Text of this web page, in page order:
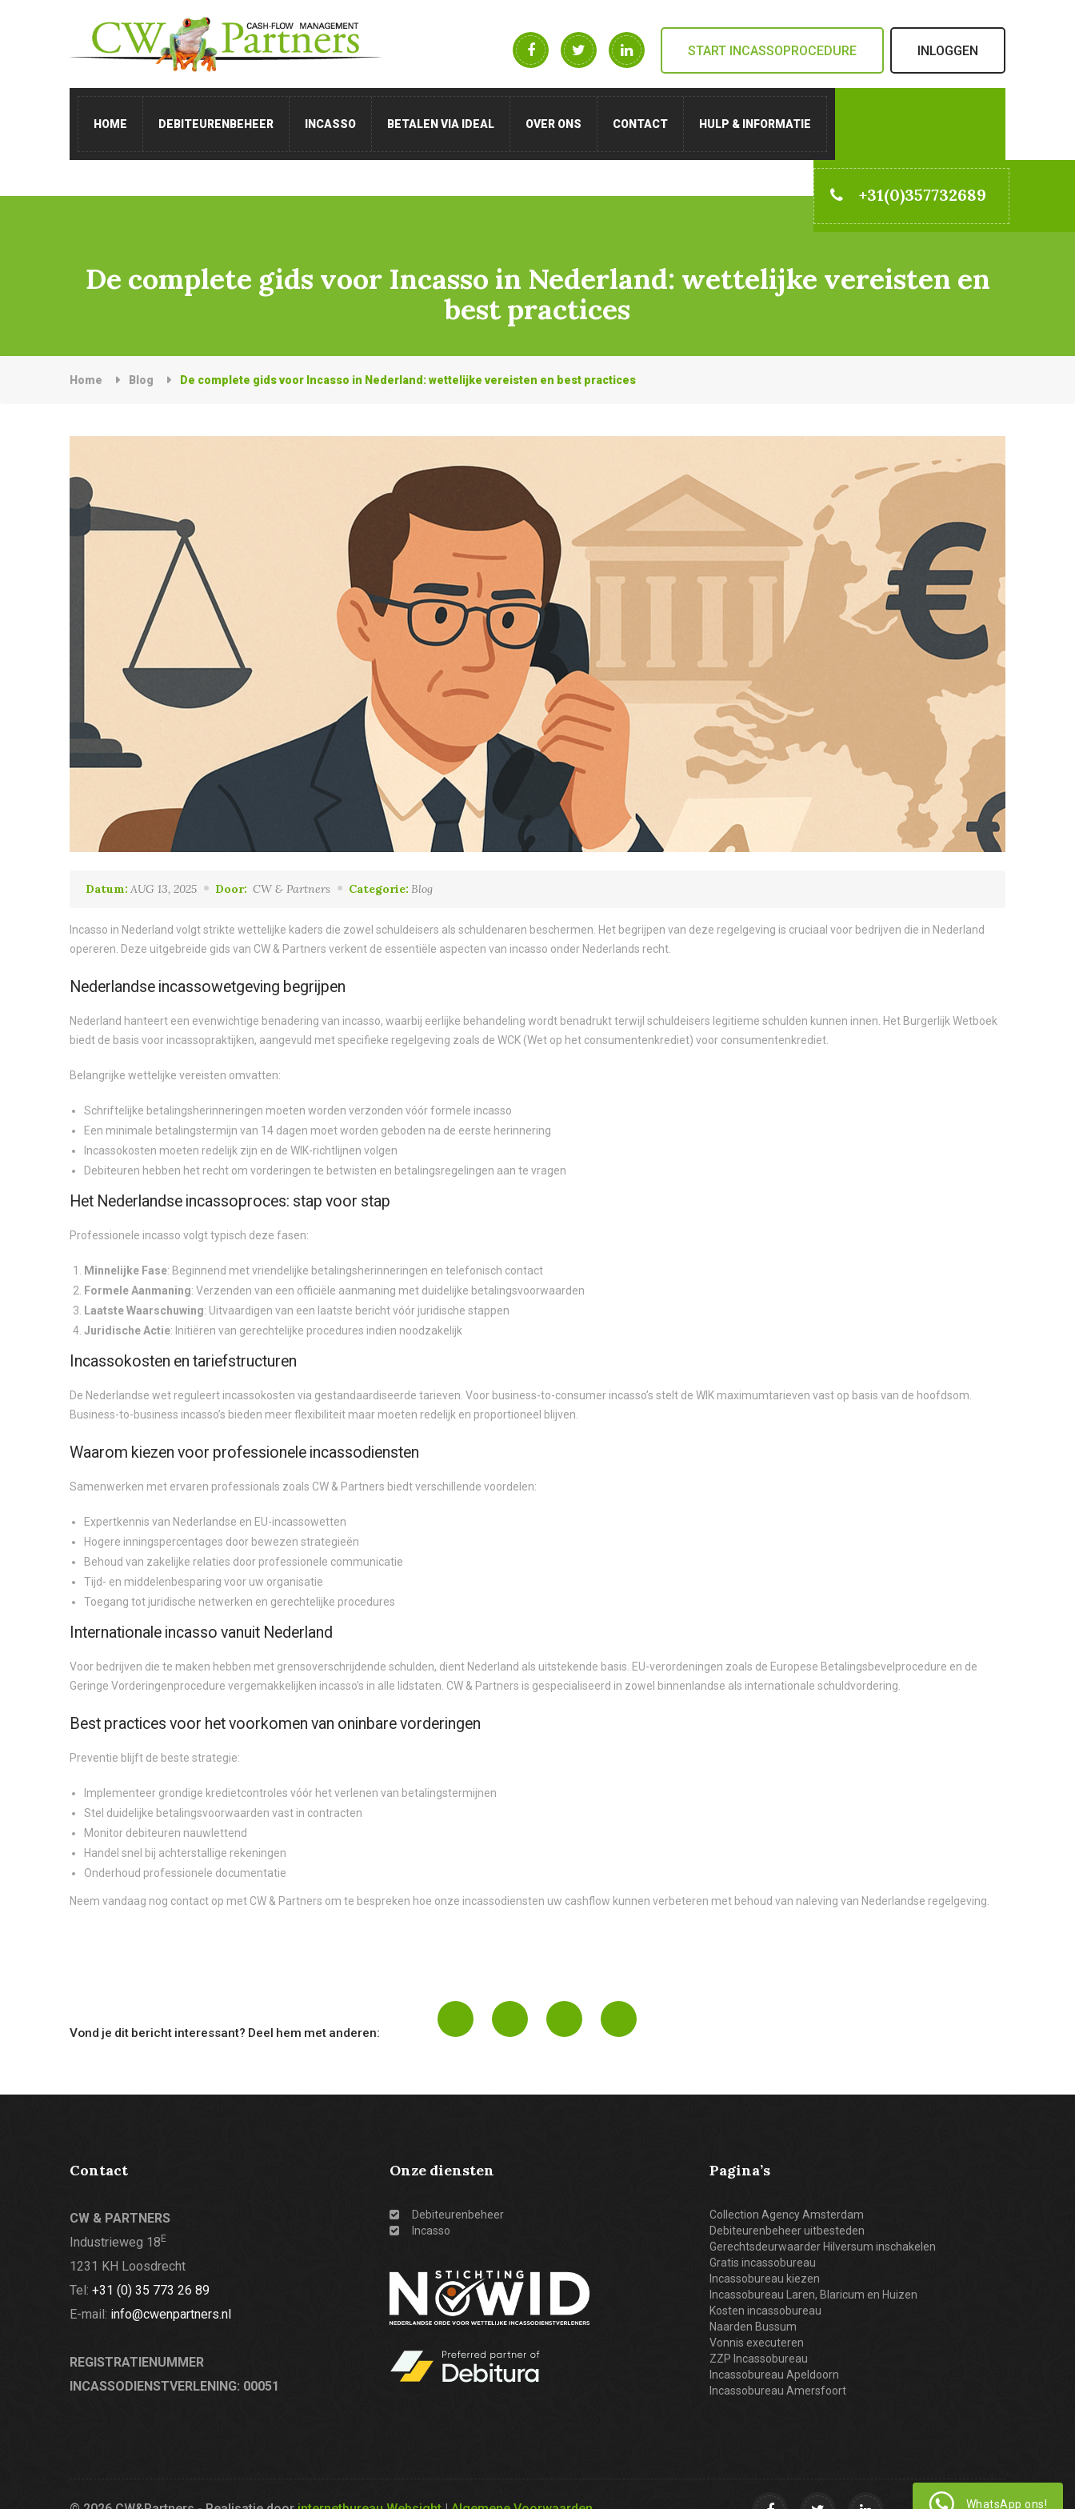
START INCASSOPROCEDURE INLOGGEN
HOME DEBITEURENBEHEER INCASSO BETALEN VIA IDEAL OVER ONS CONTACT HULP & INFORMATIE
+31(0)357732689
De complete gids voor Incasso in Nederland: wettelijke vereisten en
best practices
Home Blog De complete gids voor Incasso in Nederland: wettelijke vereisten en best practices
Datum: AUG 13, 2025 Door: CW & Partners Categorie: Blog
Incasso in Nederland volgt strikte wettelijke kaders die zowel schuldeisers als schuldenaren beschermen. Het begrijpen van deze regelgeving is cruciaal voor bedrijven die in Nederland
opereren. Deze uitgebreide gids van CW & Partners verkent de essentiële aspecten van incasso onder Nederlands recht.
Nederlandse incassowetgeving begrijpen
Nederland hanteert een evenwichtige benadering van incasso, waarbij eerlijke behandeling wordt benadrukt terwijl schuldeisers legitieme schulden kunnen innen. Het Burgerlijk Wetboek
biedt de basis voor incassopraktijken, aangevuld met specifieke regelgeving zoals de WCK (Wet op het consumentenkrediet) voor consumentenkrediet.
Belangrijke wettelijke vereisten omvatten:
Schriftelijke betalingsherinneringen moeten worden verzonden vóór formele incasso
Een minimale betalingstermijn van 14 dagen moet worden geboden na de eerste herinnering
Incassokosten moeten redelijk zijn en de WIK-richtlijnen volgen
Debiteuren hebben het recht om vorderingen te betwisten en betalingsregelingen aan te vragen
Het Nederlandse incassoproces: stap voor stap
Professionele incasso volgt typisch deze fasen:
Minnelijke Fase: Beginnend met vriendelijke betalingsherinneringen en telefonisch contact
Formele Aanmaning: Verzenden van een officiële aanmaning met duidelijke betalingsvoorwaarden
Laatste Waarschuwing: Uitvaardigen van een laatste bericht vóór juridische stappen
Juridische Actie: Initiëren van gerechtelijke procedures indien noodzakelijk
Incassokosten en tariefstructuren
De Nederlandse wet reguleert incassokosten via gestandaardiseerde tarieven. Voor business-to-consumer incasso’s stelt de WIK maximumtarieven vast op basis van de hoofdsom.
Business-to-business incasso’s bieden meer flexibiliteit maar moeten redelijk en proportioneel blijven.
Waarom kiezen voor professionele incassodiensten
Samenwerken met ervaren professionals zoals CW & Partners biedt verschillende voordelen:
Expertkennis van Nederlandse en EU-incassowetten
Hogere inningspercentages door bewezen strategieën
Behoud van zakelijke relaties door professionele communicatie
Tijd- en middelenbesparing voor uw organisatie
Toegang tot juridische netwerken en gerechtelijke procedures
Internationale incasso vanuit Nederland
Voor bedrijven die te maken hebben met grensoverschrijdende schulden, dient Nederland als uitstekende basis. EU-verordeningen zoals de Europese Betalingsbevelprocedure en de
Geringe Vorderingenprocedure vergemakkelijken incasso’s in alle lidstaten. CW & Partners is gespecialiseerd in zowel binnenlandse als internationale schuldvordering.
Best practices voor het voorkomen van oninbare vorderingen
Preventie blijft de beste strategie:
Implementeer grondige kredietcontroles vóór het verlenen van betalingstermijnen
Stel duidelijke betalingsvoorwaarden vast in contracten
Monitor debiteuren nauwlettend
Handel snel bij achterstallige rekeningen
Onderhoud professionele documentatie
Neem vandaag nog contact op met CW & Partners om te bespreken hoe onze incassodiensten uw cashflow kunnen verbeteren met behoud van naleving van Nederlandse regelgeving.
Vond je dit bericht interessant? Deel hem met anderen:
Contact
CW & PARTNERS
Industrieweg 18 E
1231 KH Loosdrecht
Tel: +31 (0) 35 773 26 89
E-mail: info@cwenpartners.nl
REGISTRATIENUMMER
INCASSODIENSTVERLENING: 00051
Onze diensten
Debiteurenbeheer
Incasso
Pagina’s
Collection Agency Amsterdam
Debiteurenbeheer uitbesteden
Gerechtsdeurwaarder Hilversum inschakelen
Gratis incassobureau
Incassobureau kiezen
Incassobureau Laren, Blaricum en Huizen
Kosten incassobureau
Naarden Bussum
Vonnis executeren
ZZP Incassobureau
Incassobureau Apeldoorn
Incassobureau Amersfoort
WhatsApp ons!